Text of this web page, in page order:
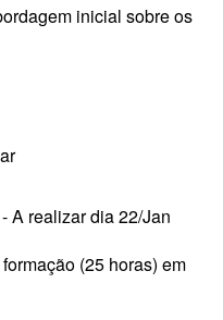
inicial sobre os
A realizar dia 22/Jan
(25 horas) em